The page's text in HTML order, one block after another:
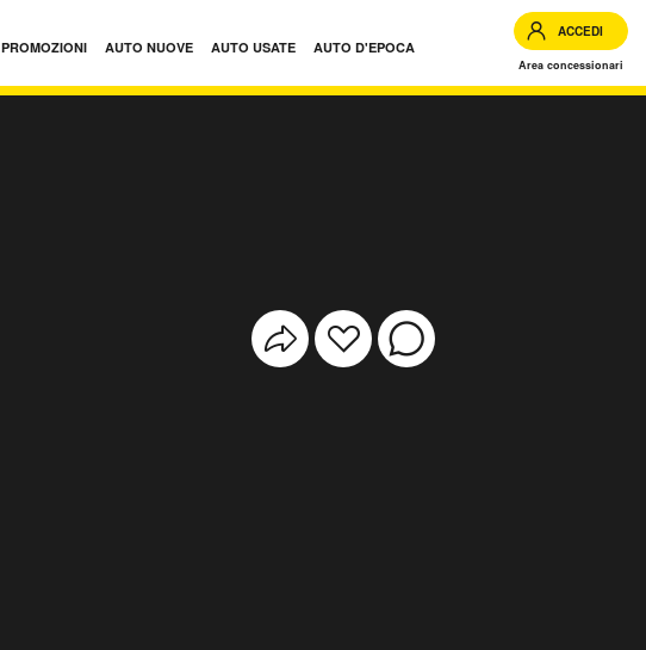
PROMOZIONI AUTO NUOVE AUTO USATE AUTO D'EPOCA
ACCEDI
Area concessionari